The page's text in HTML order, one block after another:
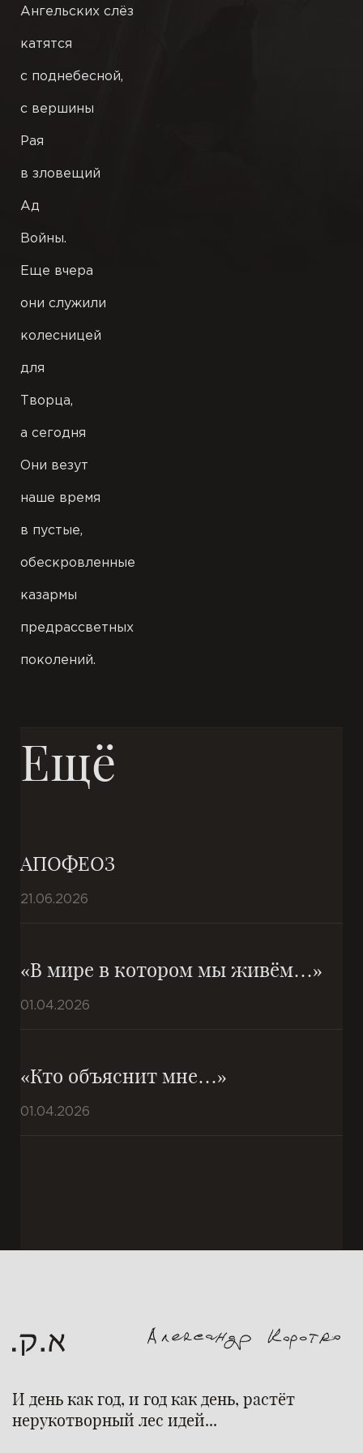
Пьесы
Переводы
Иллюстрации
Публикации
Ангельских слёз
катятся
с поднебесной,
с вершины
Рая
в зловещий
Ад
Войны.
Еще вчера
они служили
колесницей
для
Творца,
а сегодня
Они везут
наше время
в пустые,
обескровленные
казармы
предрассветных
поколений.
Ещё
АПОФЕОЗ
21.06.2026
«В мире в котором мы живём…»
01.04.2026
«Кто объяснит мне…»
01.04.2026
И день как год, и год как день, растёт
нерукотворный лес идей...